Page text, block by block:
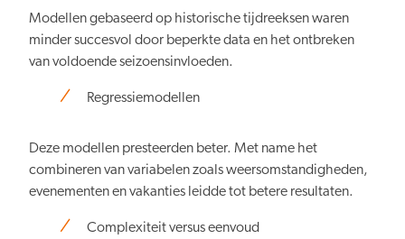
Modellen gebaseerd op historische tijdreeksen waren
minder succesvol door beperkte data en het ontbreken
van voldoende seizoensinvloeden.
Regressiemodellen
Deze modellen presteerden beter. Met name het
combineren van variabelen zoals weersomstandigheden,
evenementen en vakanties leidde tot betere resultaten.
Complexiteit versus eenvoud